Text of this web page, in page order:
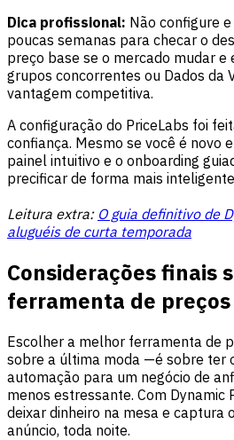
Dica profissional: Não configure
poucas semanas para checar o
preço base se o mercado mudar
grupos concorrentes ou Dados da
vantagem competitiva.
A configuração do PriceLabs foi
confiança. Mesmo se você é novo
painel intuitivo e o onboarding
precificar de forma mais
Leitura extra: O guia definitivo de
aluguéis de curta temporada
Considerações finais
ferramenta de
Escolher a melhor ferramenta de
sobre a última moda —é sobre ter
automação para um negócio de
menos estressante. Com Dynamic
deixar dinheiro na mesa e captura
anúncio, toda noite.